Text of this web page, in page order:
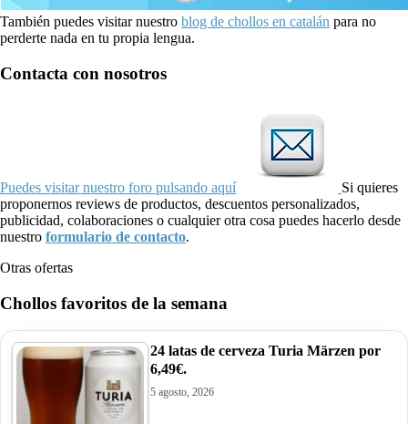
También puedes visitar nuestro blog de chollos en catalán para no
perderte nada en tu propia lengua.
Contacta con nosotros
Puedes visitar nuestro foro pulsando aquí
Si quieres
proponernos reviews de productos, descuentos personalizados,
publicidad, colaboraciones o cualquier otra cosa puedes hacerlo desde
nuestro formulario de contacto.
Otras ofertas
Chollos favoritos de la semana
24 latas de cerveza Turia Märzen por
6,49€.
5 agosto, 2026